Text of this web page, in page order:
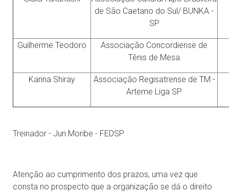
de São Caetano do Sul/ BUNKA -
SP
Guilherme Teodoro
Associação Concordiense de
Tênis de Mesa
Karina Shiray
Associação Regisatrense de TM -
Arteme Liga SP
Treinador - Jun Moribe - FEDSP
Atenção ao cumprimento dos prazos, uma vez que
consta no prospecto que a organização se dá o direito